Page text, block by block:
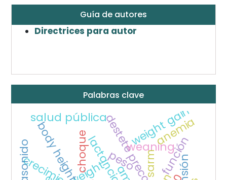
Guía de autores
Directrices para autor
Palabras clave
destete precoz
peso
weaning
weight
weight gain
body height función
sarm
choque anemia
salud pública